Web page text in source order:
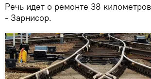
Речь идет о ремонте 38
- Зарнисор.